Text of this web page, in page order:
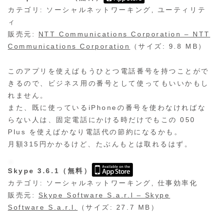
カテゴリ: ソーシャルネットワーキング, ユーティリテ
ィ
販売元: NTT Communications Corporation – NTT
Communications Corporation
（サイズ: 9.8 MB）
このアプリを使えばもうひとつ電話番号を持つことがで
きるので、ビジネス用の番号として使ってもいいかもし
れません。
また、既に使っているiPhoneの番号を使わなければな
らない人は、固定電話にかける時だけでもこの 050
Plus を使えばかなり電話代の節約になるかも。
月額315円かかるけど、たぶんもとは取れるはず。
Skype 3.6.1（無料）
カテゴリ: ソーシャルネットワーキング, 仕事効率化
販売元: Skype Software S.a.r.l – Skype
Software S.a.r.l.
（サイズ: 27.7 MB）